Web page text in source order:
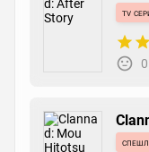
tv
0
спешл